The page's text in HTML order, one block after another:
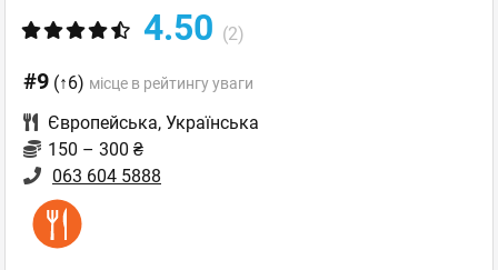
4.50 (2)
#9 (↑6) місце в рейтингу уваги
Європейська, Українська
150 – 300 ₴
063 604 5888